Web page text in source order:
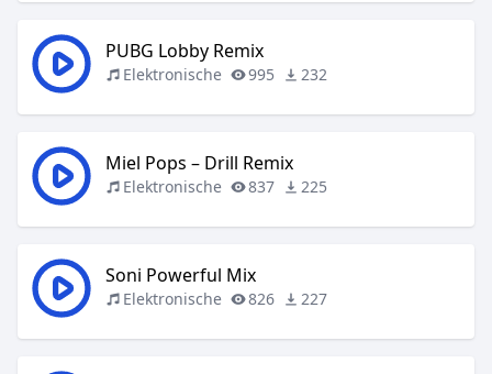
PUBG Lobby Remix
Elektronische 995 232
Miel Pops – Drill Remix
Elektronische 837 225
Soni Powerful Mix
Elektronische 826 227